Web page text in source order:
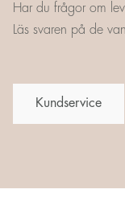
Har du frågor om
Läs svaren på de
Kundservice